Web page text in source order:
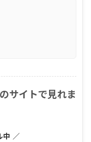
サイトで見れま
中 ／